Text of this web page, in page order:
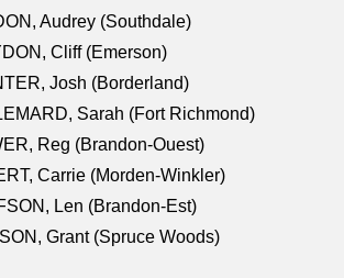
Audrey (Southdale)
Cliff (Emerson)
Josh (Borderland)
Sarah (Fort Richmond)
Reg (Brandon-Ouest)
Carrie (Morden-Winkler)
Len (Brandon-Est)
Grant (Spruce Woods)